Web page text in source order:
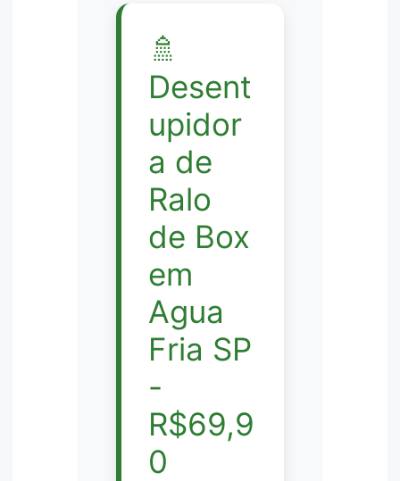
🚿
Desent
upidor
a de
Ralo
de Box
em
Agua
Fria SP
-
R$69,9
0